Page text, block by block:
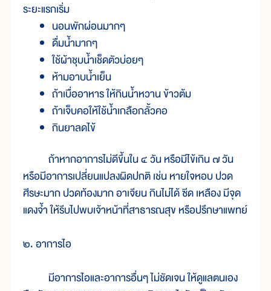
ระยะแรกเริ่ม
นอนพักผ่อนมากๆ
ดื่มน้ำมากๆ
ใช้ผ้าชุบน้ำเช็ดตัวบ่อยๆ
ห้ามอาบน้ำเย็น
ถ้าเบื่ออาหาร ให้กินน้ำหวาน ข้าวต้ม
ถ้าเจ็บคอให้ใช้น้ำเกลือกลั้วคอ
กินยาลดไข้
ถ้าหากอาการไม่ดีขึ้นใน ๔ วัน หรือมีไข้เกิน ๗ วัน
หรือมีอาการเปลี่ยนแปลงผิดปกติ เช่น หายใจหอบ ปวด
ศีรษะมาก ปวดท้องมาก อาเจียน กินไม่ได้ ซีด เหลือง มีจุด
แดงจ้ำ ให้รีบไปพบเจ้าหน้าที่สาธารณสุข หรือปรึกษาแพทย์
๒. อาการไอ
มีอาการไอและอาการอื่นๆ ไม่ชัดเจน ให้ดูแลตนเอง